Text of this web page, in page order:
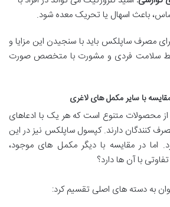
باعث اسهال یا تحریک معده شود.
مصرف ساپلکس باید با سنجیدن این مزایا و
سلامت فردی و مشورت با متخصص صورت
با سایر مکمل های لاغری
از محصولات متنوع است که هر یک با ادعاهای
کنندگان دارند. کپسول ساپلکس نیز در این
اما در مقایسه با دیگر مکمل های موجود،
با آن ها دارد؟
به دسته های اصلی تقسیم کرد: